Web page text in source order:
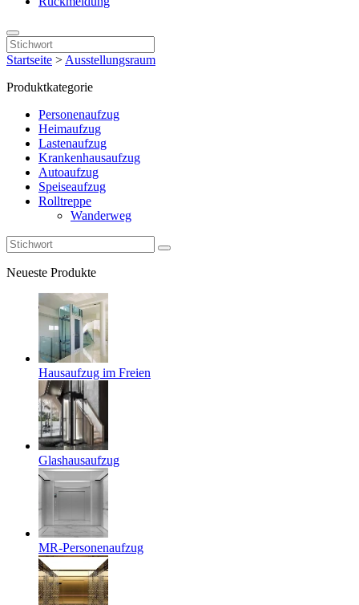
Startseite > Ausstellungsraum
Produktkategorie
Personenaufzug
Heimaufzug
Lastenaufzug
Krankenhausaufzug
Autoaufzug
Speiseaufzug
Rolltreppe
Wanderweg
Neueste Produkte
Hausaufzug im Freien
Glashausaufzug
MR-Personenaufzug